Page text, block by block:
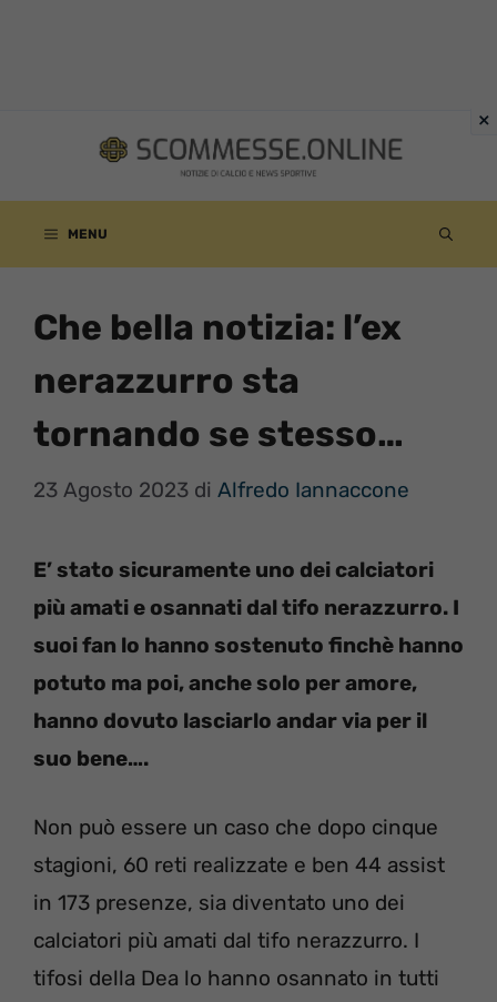
contenuto
MENU
Che bella notizia: l’ex
nerazzurro sta
tornando se stesso…
23 Agosto 2023 di Alfredo Iannaccone
E’ stato sicuramente uno dei calciatori
più amati e osannati dal tifo nerazzurro. I
suoi fan lo hanno sostenuto finchè hanno
potuto ma poi, anche solo per amore,
hanno dovuto lasciarlo andar via per il
suo bene….
Non può essere un caso che dopo cinque
stagioni, 60 reti realizzate e ben 44 assist
in 173 presenze, sia diventato uno dei
calciatori più amati dal tifo nerazzurro. I
tifosi della Dea lo hanno osannato in tutti